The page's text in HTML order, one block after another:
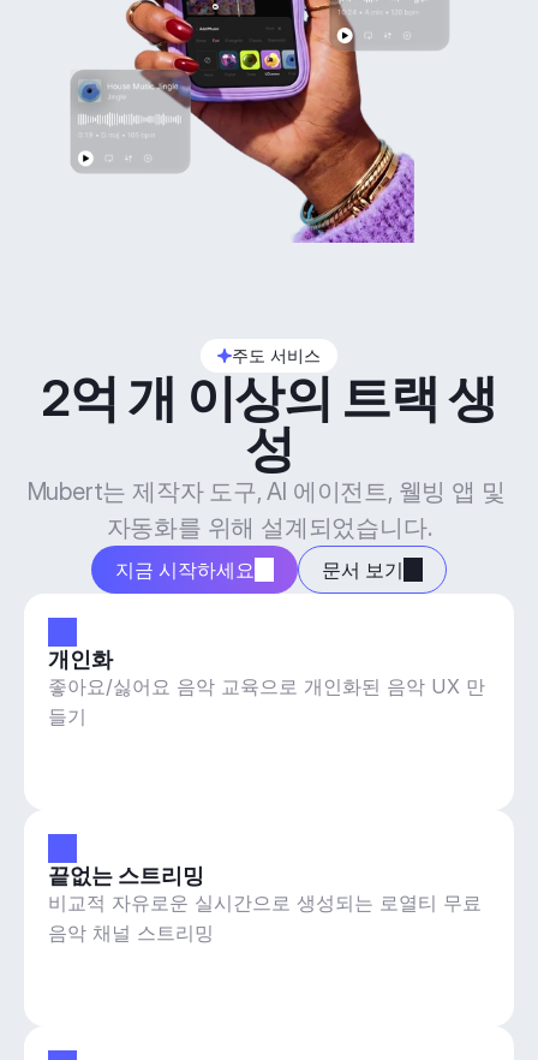
주도 서비스
2억 개 이상의 트랙 생
성
Mubert는 제작자 도구, AI 에이전트, 웰빙 앱 및
자동화를 위해 설계되었습니다.
지금 시작하세요 문서 보기
개인화
좋아요/싫어요 음악 교육으로 개인화된 음악 UX 만
들기
끝없는 스트리밍
비교적 자유로운 실시간으로 생성되는 로열티 무료
음악 채널 스트리밍